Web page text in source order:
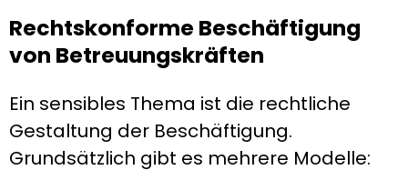
Rechtskonforme Beschäftigung
von Betreuungskräften
Ein sensibles Thema ist die rechtliche
Gestaltung der Beschäftigung.
Grundsätzlich gibt es mehrere Modelle: